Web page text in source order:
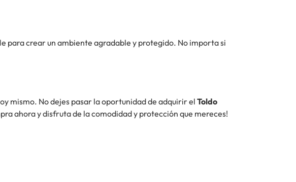
para crear un ambiente agradable y protegido. No importa si
mismo. No dejes pasar la oportunidad de adquirir el Toldo
ahora y disfruta de la comodidad y protección que mereces!